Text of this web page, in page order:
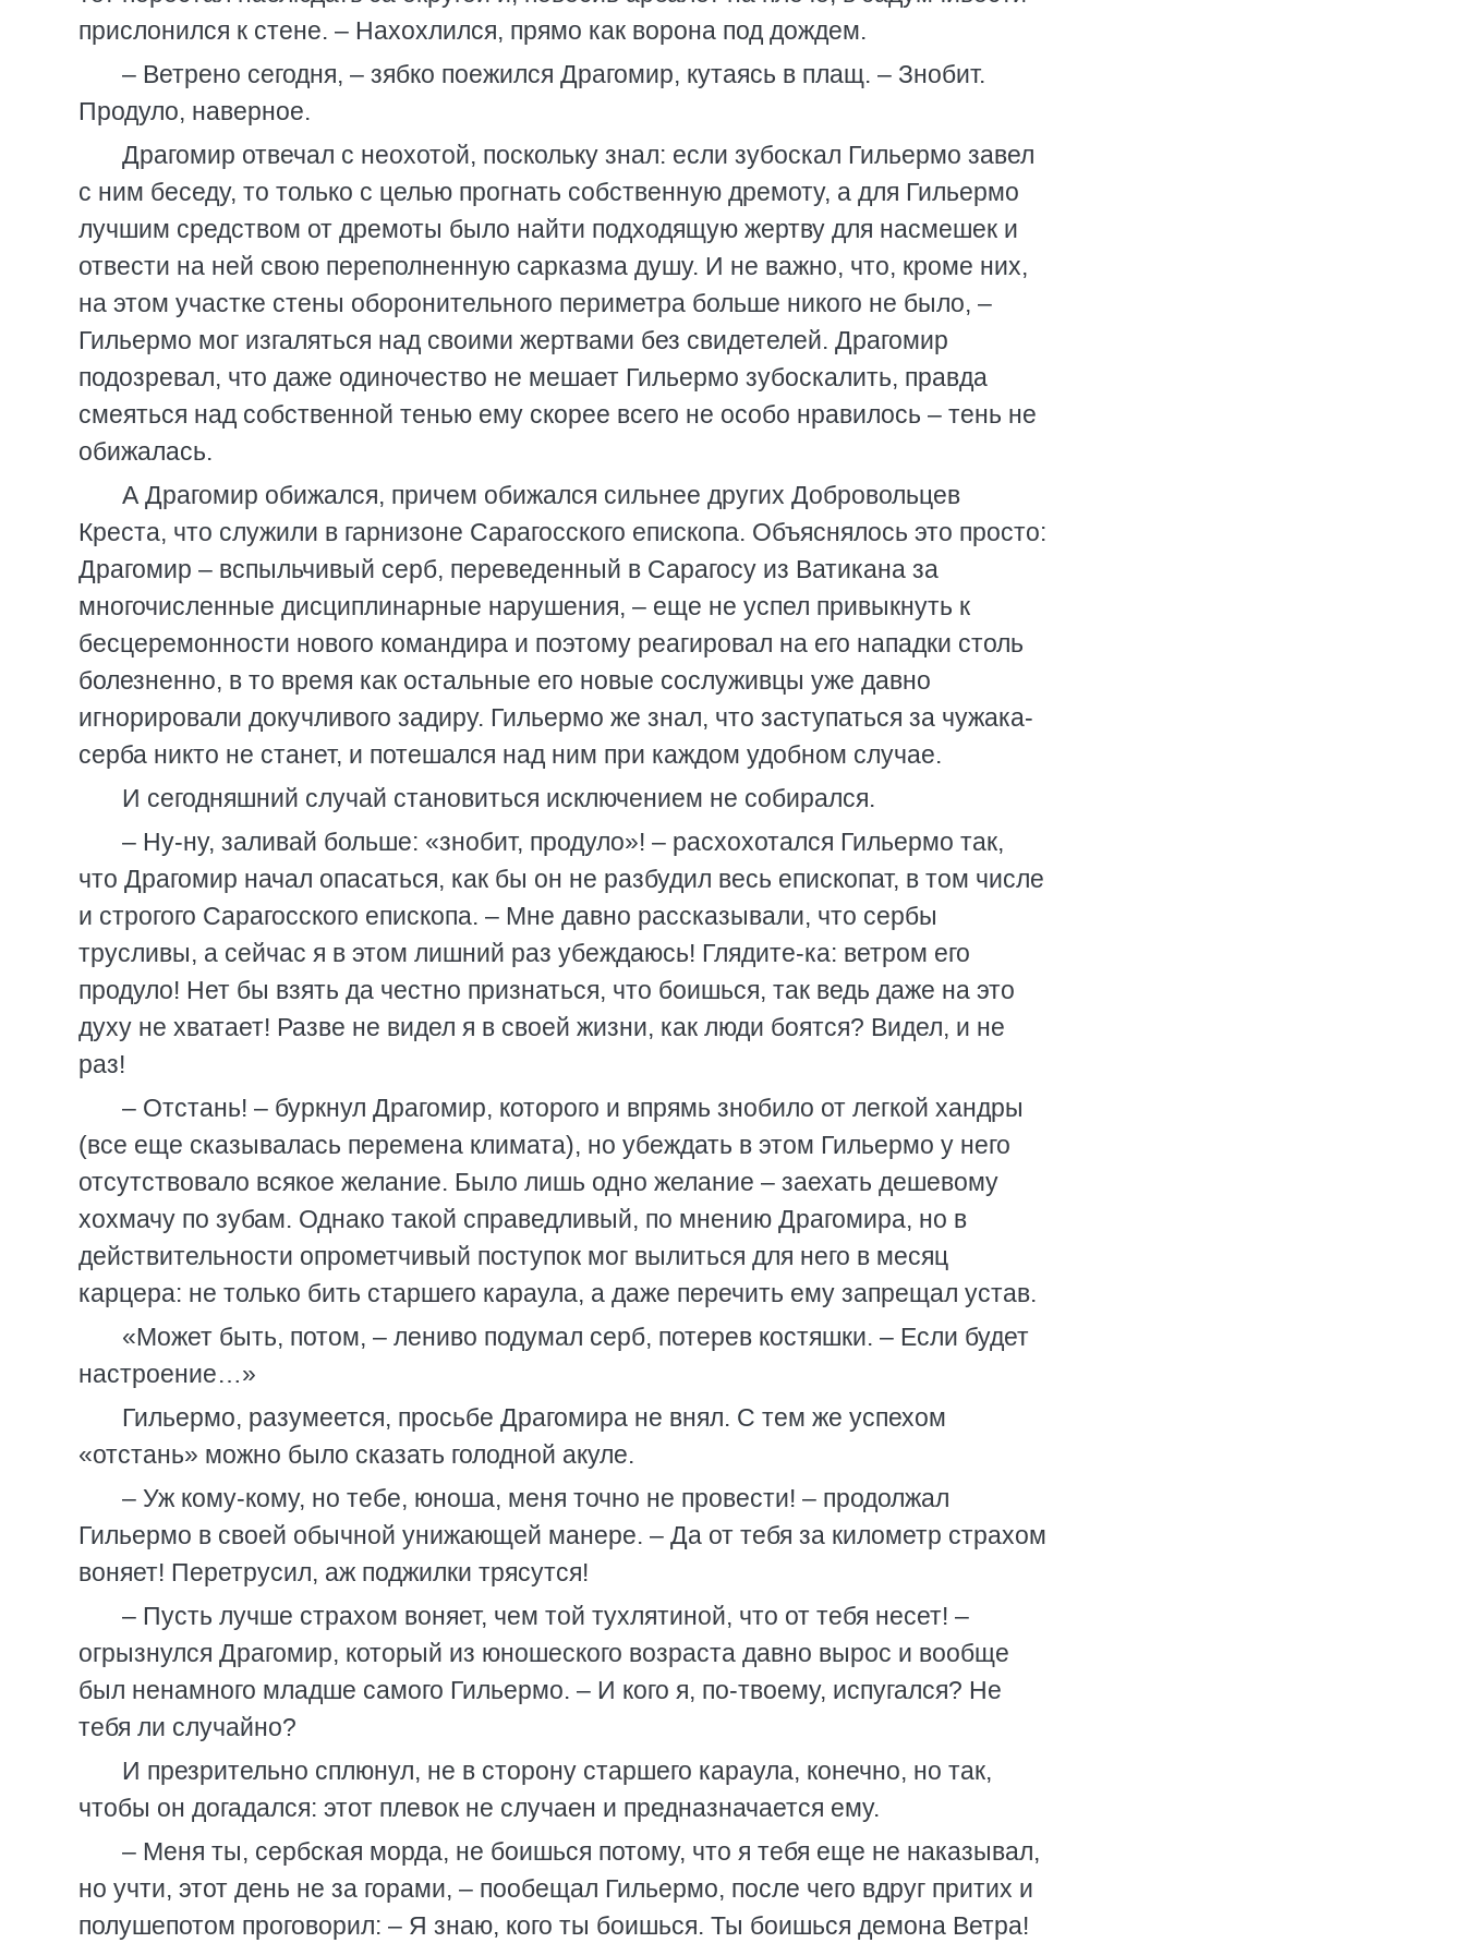
прислонился к стене. – Нахохлился, прямо как ворона под дождем.
– Ветрено сегодня, – зябко поежился Драгомир, кутаясь в плащ. – Знобит.
Продуло, наверное.
Драгомир отвечал с неохотой, поскольку знал: если зубоскал Гильермо завел
с ним беседу, то только с целью прогнать собственную дремоту, а для Гильермо
лучшим средством от дремоты было найти подходящую жертву для насмешек и
отвести на ней свою переполненную сарказма душу. И не важно, что, кроме них,
на этом участке стены оборонительного периметра больше никого не было, –
Гильермо мог изгаляться над своими жертвами без свидетелей. Драгомир
подозревал, что даже одиночество не мешает Гильермо зубоскалить, правда
смеяться над собственной тенью ему скорее всего не особо нравилось – тень не
обижалась.
А Драгомир обижался, причем обижался сильнее других Добровольцев
Креста, что служили в гарнизоне Сарагосского епископа. Объяснялось это просто:
Драгомир – вспыльчивый серб, переведенный в Сарагосу из Ватикана за
многочисленные дисциплинарные нарушения, – еще не успел привыкнуть к
бесцеремонности нового командира и поэтому реагировал на его нападки столь
болезненно, в то время как остальные его новые сослуживцы уже давно
игнорировали докучливого задиру. Гильермо же знал, что заступаться за чужака-
серба никто не станет, и потешался над ним при каждом удобном случае.
И сегодняшний случай становиться исключением не собирался.
– Ну-ну, заливай больше: «знобит, продуло»! – расхохотался Гильермо так,
что Драгомир начал опасаться, как бы он не разбудил весь епископат, в том числе
и строгого Сарагосского епископа. – Мне давно рассказывали, что сербы
трусливы, а сейчас я в этом лишний раз убеждаюсь! Глядите-ка: ветром его
продуло! Нет бы взять да честно признаться, что боишься, так ведь даже на это
духу не хватает! Разве не видел я в своей жизни, как люди боятся? Видел, и не
раз!
– Отстань! – буркнул Драгомир, которого и впрямь знобило от легкой хандры
(все еще сказывалась перемена климата), но убеждать в этом Гильермо у него
отсутствовало всякое желание. Было лишь одно желание – заехать дешевому
хохмачу по зубам. Однако такой справедливый, по мнению Драгомира, но в
действительности опрометчивый поступок мог вылиться для него в месяц
карцера: не только бить старшего караула, а даже перечить ему запрещал устав.
«Может быть, потом, – лениво подумал серб, потерев костяшки. – Если будет
настроение…»
Гильермо, разумеется, просьбе Драгомира не внял. С тем же успехом
«отстань» можно было сказать голодной акуле.
– Уж кому-кому, но тебе, юноша, меня точно не провести! – продолжал
Гильермо в своей обычной унижающей манере. – Да от тебя за километр страхом
воняет! Перетрусил, аж поджилки трясутся!
– Пусть лучше страхом воняет, чем той тухлятиной, что от тебя несет! –
огрызнулся Драгомир, который из юношеского возраста давно вырос и вообще
был ненамного младше самого Гильермо. – И кого я, по-твоему, испугался? Не
тебя ли случайно?
И презрительно сплюнул, не в сторону старшего караула, конечно, но так,
чтобы он догадался: этот плевок не случаен и предназначается ему.
– Меня ты, сербская морда, не боишься потому, что я тебя еще не наказывал,
но учти, этот день не за горами, – пообещал Гильермо, после чего вдруг притих и
полушепотом проговорил: – Я знаю, кого ты боишься. Ты боишься демона Ветра!